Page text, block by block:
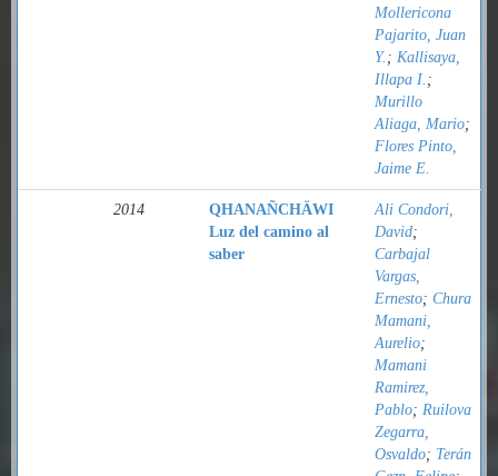
Mollericona
Pajarito, Juan
Y. ; Kallisaya,
Illapa I. ;
Murillo
Aliaga, Mario;
Flores Pinto,
Jaime E.
2014
QHANAÑCHÄWI
Luz del camino al
saber
Ali Condori,
David;
Carbajal
Vargas,
Ernesto; Chura
Mamani,
Aurelio;
Mamani
Ramirez,
Pablo; Ruilova
Zegarra,
Osvaldo; Terán